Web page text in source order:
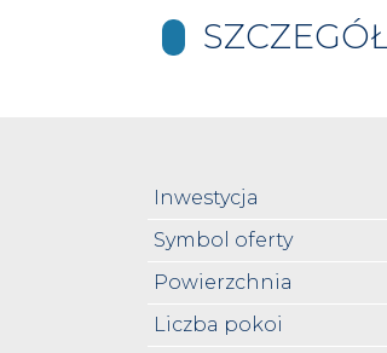
Inwestycja
Symbol oferty
Powierzchnia
Liczba pokoi